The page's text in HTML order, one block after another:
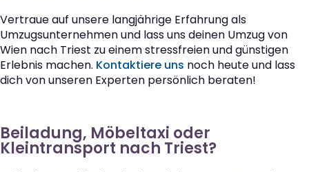
Vertraue auf unsere langjährige Erfahrung als
Umzugsunternehmen und lass uns deinen Umzug von
Wien nach Triest zu einem stressfreien und günstigen
Erlebnis machen. Kontaktiere uns noch heute und lass
dich von unseren Experten persönlich beraten!
Beiladung, Möbeltaxi oder
Kleintransport nach Triest?